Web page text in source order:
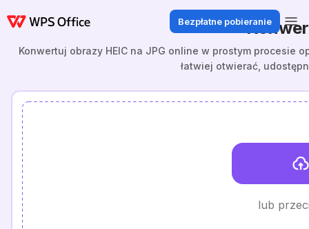
Bezpłatne pobieranie
Konwertuj obrazy HEIC na JPG online w prostym procesie
łatwiej otwierać,
lub